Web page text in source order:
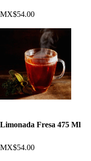
MX$54.00
Limonada Fresa 475 Ml
MX$54.00